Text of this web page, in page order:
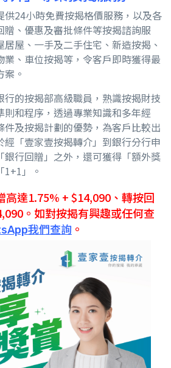
供24小時免費按揭格價服務，以及各
、優惠及審批條件等按揭諮詢服
屋、一手及二手住宅、新造按揭、
、車位按揭等，令客戶即時獲得最
。
行的按揭部高級職員，熟識按揭財技
則和程序，透過專業知識和多年經
及按揭計劃的優勢，為客戶比較出
經「壹家壹按揭轉介」到銀行分行申
銀行回贈」之外，還可獲得「額外獎
1+1 」。
高達1.75% + $14,090、轉按回
。如對按揭有興趣或任何查
我們查詢 。